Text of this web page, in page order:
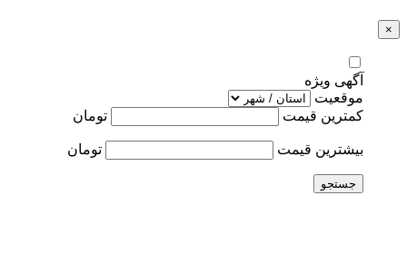
×
آگهی ویژه
موقعیت
کمترین قیمت
تومان
بیشترین قیمت تومان
جستجو